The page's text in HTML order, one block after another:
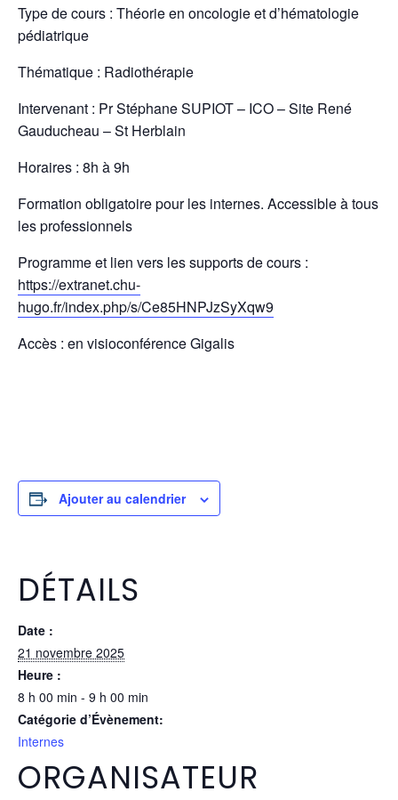
Type de cours : Théorie en oncologie et d’hématologie
pédiatrique
Thématique : Radiothérapie
Intervenant : Pr Stéphane SUPIOT – ICO – Site René
Gauducheau – St Herblain
Horaires : 8h à 9h
Formation obligatoire pour les internes. Accessible à tous
les professionnels
Programme et lien vers les supports de cours :
https://extranet.chu-
hugo.fr/index.php/s/Ce85HNPJzSyXqw9
Accès : en visioconférence Gigalis
Ajouter au calendrier
DÉTAILS
Date :
21 novembre 2025
Heure :
8 h 00 min - 9 h 00 min
Catégorie d’Évènement:
Internes
ORGANISATEUR